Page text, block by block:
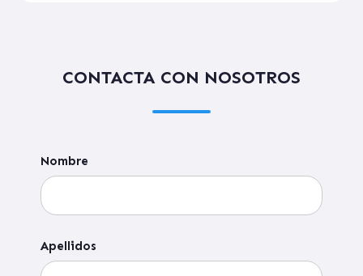
CONTACTA CON NOSOTROS
Nombre
Apellidos